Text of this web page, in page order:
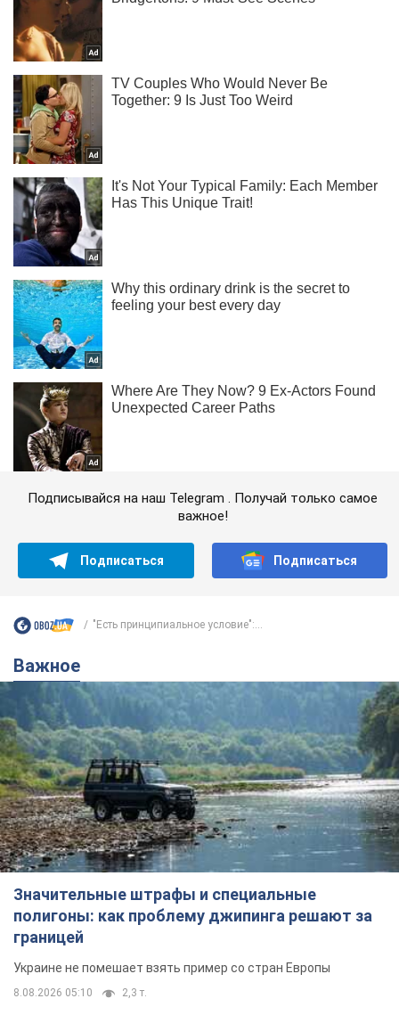
Подписывайся на наш Telegram . Получай только самое
важное!
Подписаться Подписаться
"Есть принципиальное условие":...
Важное
Значительные штрафы и специальные
полигоны: как проблему джипинга решают за
границей
Украине не помешает взять пример со стран Европы
8.08.2026 05:10 2,3 т.